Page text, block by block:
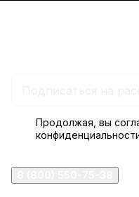
Продолжая, вы